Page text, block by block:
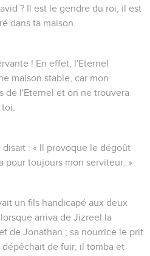
? Il est le gendre du roi, il est
dans ta maison.
! En effet, l'Eternel
maison stable, car mon
de l'Eternel et on ne trouvera
: « Il provoque le dégoût
pour toujours mon serviteur. »
un fils handicapé aux deux
arriva de Jizreel la
de Jonathan ; sa nourrice le prit
de fuir, il tomba et